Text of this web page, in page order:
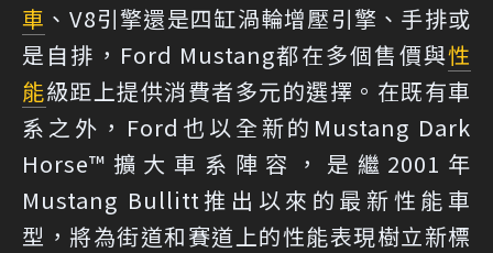
車 、V8引擎還是四缸渦輪增壓引擎、手排或
是自排，Ford Mustang都在多個售價與性
能級距上提供消費者多元的選擇。在既有車
系之外，Ford也以全新的Mustang Dark
Horse™擴大車系陣容，是繼2001年
Mustang Bullitt推出以來的最新性能車
型，將為街道和賽道上的性能表現樹立新標